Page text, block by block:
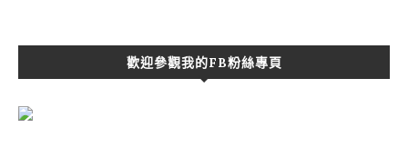
歡迎參觀我的FB粉絲專頁